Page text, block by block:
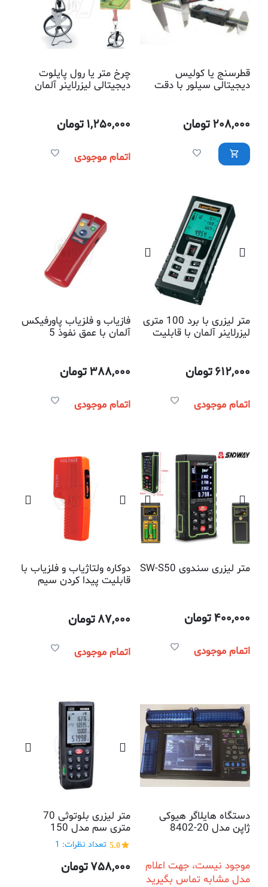
قطرسنج یا کولیس
دیجیتالی سیلور با دقت
خارجی اجسام
208,000تومان
چرخ متر یا رول پایلوت
دیجیتالی لیزرلاینر آلمان
1,250,000تومان
اتمام موجودی
متر لیزری با برد 100 متری
لیزرلاینر آلمان با قابلیت
حجم توسط نور لیزر
612,000تومان
اتمام موجودی
فازیاب و فلزیاب پاورفیکس
آلمان با عمق نفوذ 5
فلزی داخل دیوار
388,000تومان
اتمام موجودی
متر لیزری سندوی SW-S50
400,000تومان
اتمام موجودی
دوکاره ولتاژیاب و فلزیاب با
قابلیت پیدا کردن سیم
87,000تومان
اتمام موجودی
دستگاه هایلاگر هیوکی
ژاپن مدل 20-8402
موجود نیست، جهت اعلام
مدل مشابه تماس بگیرید
متر لیزری بلوتوثی 70
متری سم مدل 150
5.0 تعداد نظرات: 1
758,000تومان